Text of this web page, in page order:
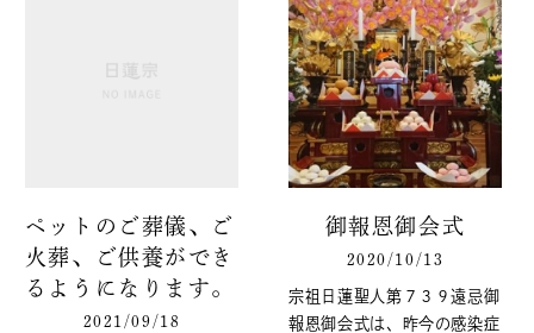
ペットのご葬儀、ご
火葬、ご供養ができ
るようになります。
2021/09/18
御報恩御会式
2020/10/13
宗祖日蓮聖人第７３９遠忌御
報恩御会式は、昨今の感染症